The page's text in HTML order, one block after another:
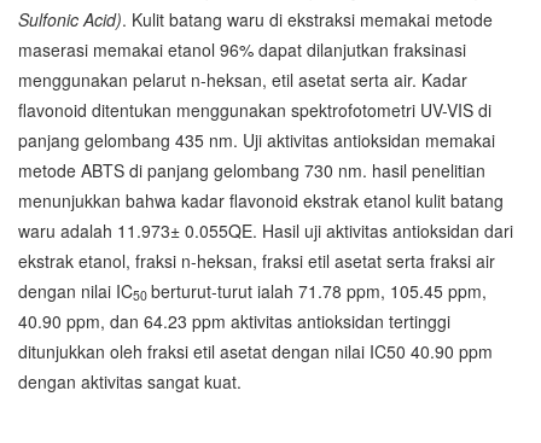
Sulfonic Acid). Kulit batang waru di ekstraksi memakai metode
maserasi memakai etanol 96% dapat dilanjutkan fraksinasi
menggunakan pelarut n-heksan, etil asetat serta air. Kadar
flavonoid ditentukan menggunakan spektrofotometri UV-VIS di
panjang gelombang 435 nm. Uji aktivitas antioksidan memakai
metode ABTS di panjang gelombang 730 nm. hasil penelitian
menunjukkan bahwa kadar flavonoid ekstrak etanol kulit batang
waru adalah 11.973± 0.055QE. Hasil uji aktivitas antioksidan dari
ekstrak etanol, fraksi n-heksan, fraksi etil asetat serta fraksi air
dengan nilai IC50 berturut-turut ialah 71.78 ppm, 105.45 ppm,
40.90 ppm, dan 64.23 ppm aktivitas antioksidan tertinggi
ditunjukkan oleh fraksi etil asetat dengan nilai IC50 40.90 ppm
dengan aktivitas sangat kuat.